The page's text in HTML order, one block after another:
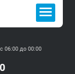
06:00 до 00:00